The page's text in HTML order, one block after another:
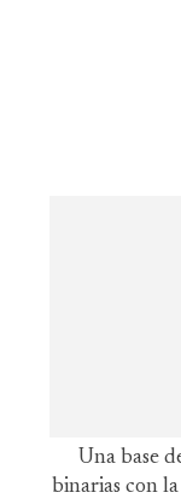
Una base
binarias con